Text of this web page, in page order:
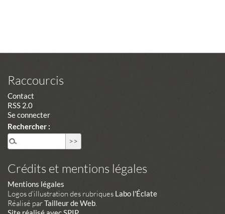
Raccourcis
Contact
RSS 2.0
Se connecter
Rechercher :
Crédits et mentions légales
Mentions légales
Logos d'illustration des rubriques Labo l'Éclate
Réalisé parTailleur de Web.